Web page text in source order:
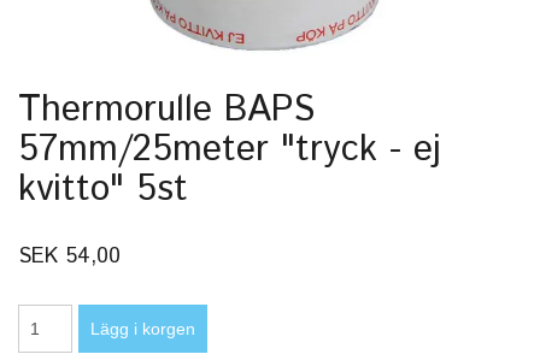
Thermorulle BAPS
57mm/25meter "tryck - ej
kvitto" 5st
SEK 54,00